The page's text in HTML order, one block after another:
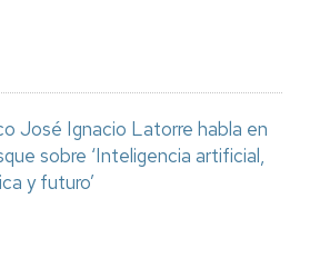
José Ignacio Latorre habla en
sobre ‘Inteligencia artificial,
y futuro’